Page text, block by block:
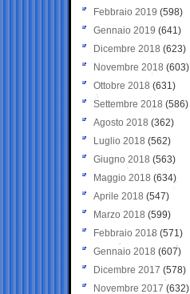
Febbraio 2019 (598)
Gennaio 2019 (641)
Dicembre 2018 (623)
Novembre 2018 (603)
Ottobre 2018 (631)
Settembre 2018 (586)
Agosto 2018 (362)
Luglio 2018 (562)
Giugno 2018 (563)
Maggio 2018 (634)
Aprile 2018 (547)
Marzo 2018 (599)
Febbraio 2018 (571)
Gennaio 2018 (607)
Dicembre 2017 (578)
Novembre 2017 (632)